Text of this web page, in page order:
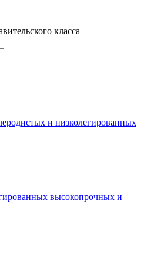
класса
и низколегированных
высокопрочных и